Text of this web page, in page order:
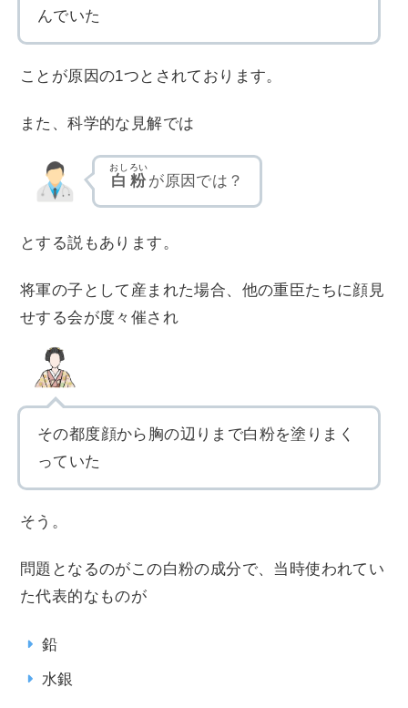
んでいた
ことが原因の1つとされております。
また、科学的な見解では
白粉
おしろい
が原因では？
とする説もあります。
将軍の子として産まれた場合、他の重臣たちに顔見
せする会が度々催され
その都度顔から胸の辺りまで白粉を塗りまく
っていた
そう。
問題となるのがこの白粉の成分で、当時使われてい
た代表的なものが
鉛
水銀